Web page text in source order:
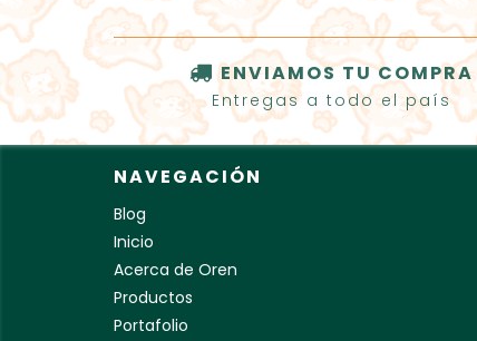
ENVIAMOS TU COMPRA
Entregas a todo el país
NAVEGACIÓN
Blog
Inicio
Acerca de Oren
Productos
Portafolio